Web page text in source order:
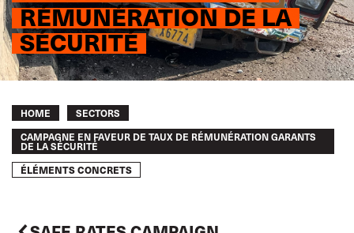
RÉMUNÉRATION DE LA
SÉCURITÉ
Breadcrumb
HOME
SECTORS
CAMPAGNE EN FAVEUR DE TAUX DE RÉMUNÉRATION GARANTS
DE LA SÉCURITÉ
ÉLÉMENTS CONCRETS